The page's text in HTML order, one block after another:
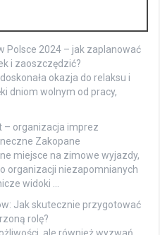
Polsce 2024 – jak zaplanować
i zaoszczędzić?
okazja do relaksu i
dniom wolnym od pracy,
– organizacja imprez
Zakopane
miejsce na zimowe wyjazdy,
organizacji niezapomnianych
widoki …
Jak skutecznie przygotować
rolę?
ale również wyzwań.